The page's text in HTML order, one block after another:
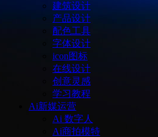
建筑设计
产品设计
配色工具
字体设计
icon图标
在线设计
创意灵感
学习教程
Ai新媒运营
Ai 数字人
Ai商拍模特